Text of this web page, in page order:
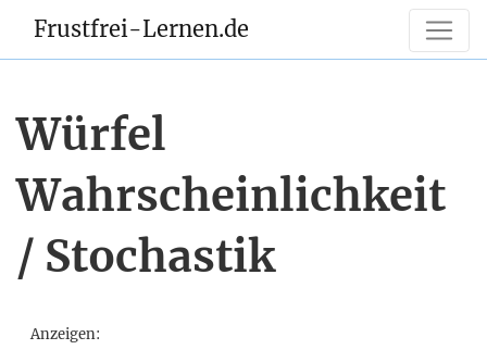
Frustfrei-Lernen.de
Würfel
Wahrscheinlichkeit
/ Stochastik
Anzeigen: